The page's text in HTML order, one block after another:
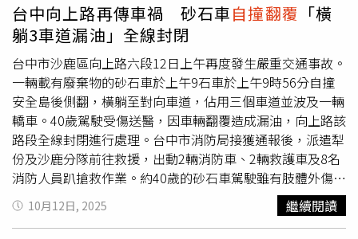
台中向上路再傳車禍 砂石車自撞翻覆 「橫
躺3車道漏油」全線封閉
台中市沙鹿區向上路六段12日上午再度發生嚴重交通事故。
一輛載有廢棄物的砂石車於上午9石車於上午9時56分自撞
安全島後側翻，橫躺至對向車道，佔用三個車道並波及一輛
轎車。40歲駕駛受傷送醫，因車輛翻覆造成漏油，向上路該
路段全線封閉進行處理。台中市消防局接獲通報後，派遣犁
份及沙鹿分隊前往救援，出動2輛消防車、2輛救護車及8名
消防人員趴搶救作業。約40歲的砂石車駕駛雖有肢體外傷，
但意識清醒未受困車內，已由光田醫院救護車送醫治療。遭
波及的轎車前保險桿受損，所幸駕駛與乘客均未受傷。事故
造成油料外漏，消防人員已通報環保局前往處理。由於向上
10月12日, 2025 繼續閱讀